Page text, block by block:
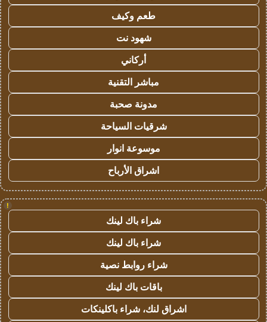
طعم وكيف
شهود نت
أركاني
مباشر التقنية
مدونة صحبة
شرقيات السياحة
موسوعة انوار
اشراق الأرباح
!
شراء باك لينك
شراء باك لينك
شراء روابط نصية
باقات باك لينك
اشراق لنك، شراء باكلينكات